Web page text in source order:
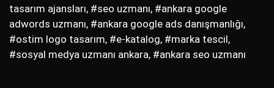
tasarım ajansları, #seo uzmanı, #ankara google
adwords uzmanı, #ankara google ads danışmanlığı,
#ostim logo tasarım, #e-katalog, #marka tescil,
#sosyal medya uzmanı ankara, #ankara seo uzmanı